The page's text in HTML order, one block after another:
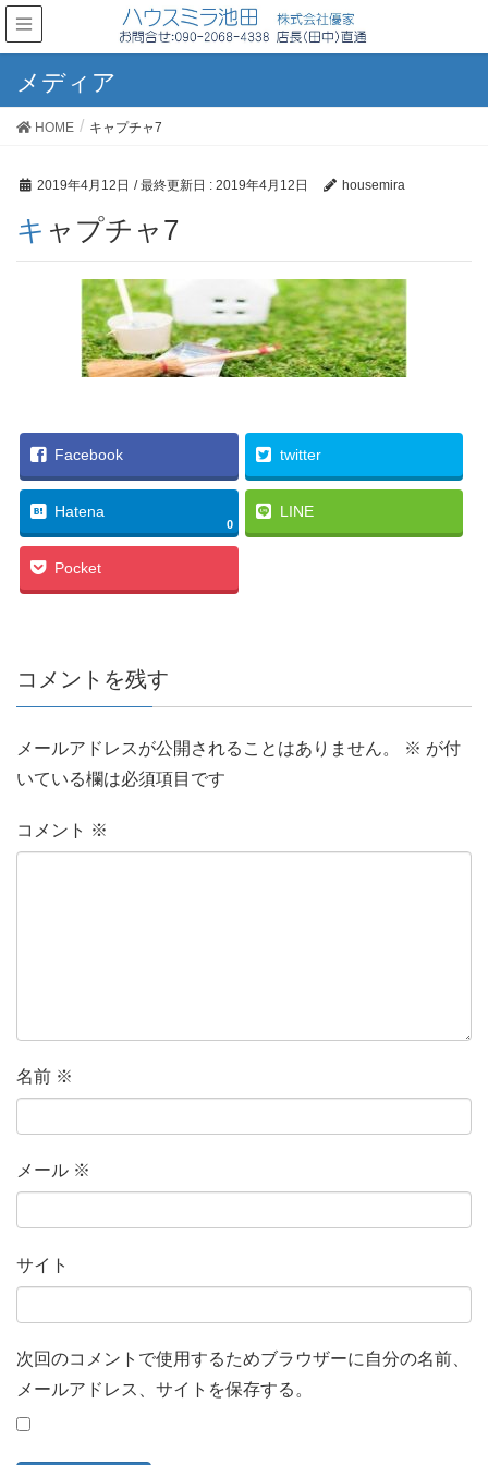
メディア
HOME キャプチャ7
2019年4月12日 / 最終更新日 : 2019年4月12日 housemira
キャプチャ7
Facebook twitter
Hatena
0
LINE
Pocket
コメントを残す
メールアドレスが公開されることはありません。 ※ が付
いている欄は必須項目です
コメント ※
名前 ※
メール ※
サイト
次回のコメントで使用するためブラウザーに自分の名前、
メールアドレス、サイトを保存する。